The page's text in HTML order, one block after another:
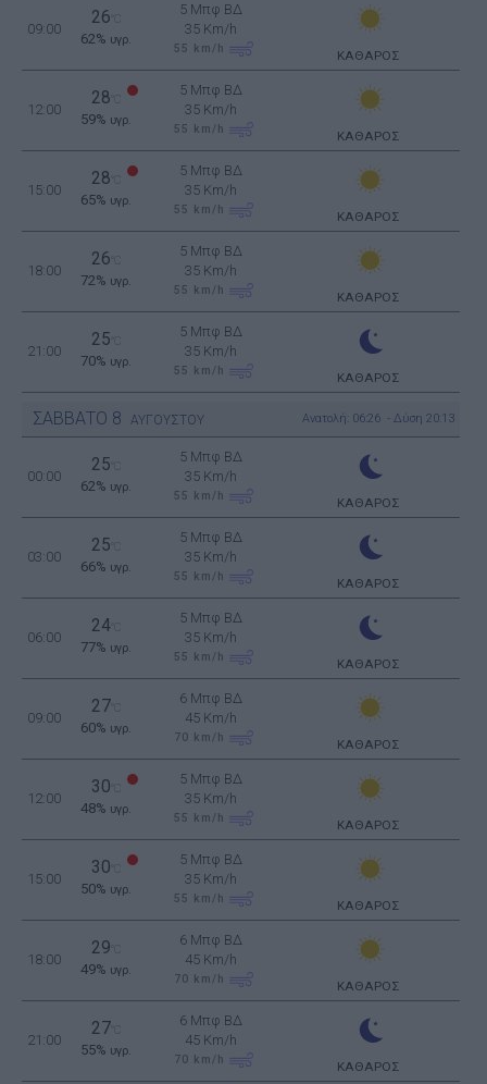
09:00
26
62% υγρ.
5 Μπφ ΒΔ
35 Km/h
55 km/h ΚΑΘΑΡΟΣ
12:00
28
59% υγρ.
5 Μπφ ΒΔ
35 Km/h
55 km/h ΚΑΘΑΡΟΣ
15:00
28
65% υγρ.
5 Μπφ ΒΔ
35 Km/h
55 km/h ΚΑΘΑΡΟΣ
18:00
26
72% υγρ.
5 Μπφ ΒΔ
35 Km/h
55 km/h ΚΑΘΑΡΟΣ
21:00
25
70% υγρ.
5 Μπφ ΒΔ
35 Km/h
55 km/h ΚΑΘΑΡΟΣ
ΣΑΒΒΑΤΟ 8 ΑΥΓΟΥΣΤΟΥ Ανατολή: 06:26 - Δύση 20:13
00:00
25
62% υγρ.
5 Μπφ ΒΔ
35 Km/h
55 km/h ΚΑΘΑΡΟΣ
03:00
25
66% υγρ.
5 Μπφ ΒΔ
35 Km/h
55 km/h ΚΑΘΑΡΟΣ
06:00
24°C
77% υγρ.
5 Μπφ ΒΔ
35 Km/h
55 km/h ΚΑΘΑΡΟΣ
09:00
27
60% υγρ.
6 Μπφ ΒΔ
45 Km/h
70 km/h ΚΑΘΑΡΟΣ
12:00
30
48% υγρ.
5 Μπφ ΒΔ
35 Km/h
55 km/h ΚΑΘΑΡΟΣ
15:00
30
50% υγρ.
5 Μπφ ΒΔ
35 Km/h
55 km/h ΚΑΘΑΡΟΣ
18:00
29
49% υγρ.
6 Μπφ ΒΔ
45 Km/h
70 km/h ΚΑΘΑΡΟΣ
21:00
27
55% υγρ.
6 Μπφ ΒΔ
45 Km/h
70 km/h ΚΑΘΑΡΟΣ